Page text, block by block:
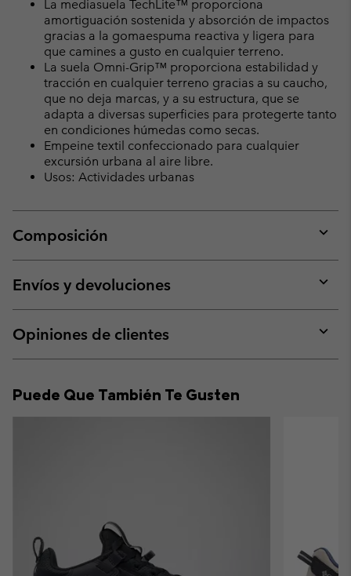
La mediasuela TechLite™ proporciona
amortiguación sostenida y absorción de impactos
gracias a la gomaespuma reactiva y ligera para
que camines a gusto en cualquier terreno.
La suela Omni-Grip™ proporciona estabilidad y
tracción en cualquier terreno gracias a su caucho,
que no deja marcas, y a su estructura, que se
adapta a diversas superficies para protegerte tanto
en condiciones húmedas como secas.
Empeine textil confeccionado para cualquier
excursión urbana al aire libre.
Usos: Actividades urbanas
Composición
or
Envíos y devoluciones
or
Opiniones de clientes
or
Puede Que También Te Gusten